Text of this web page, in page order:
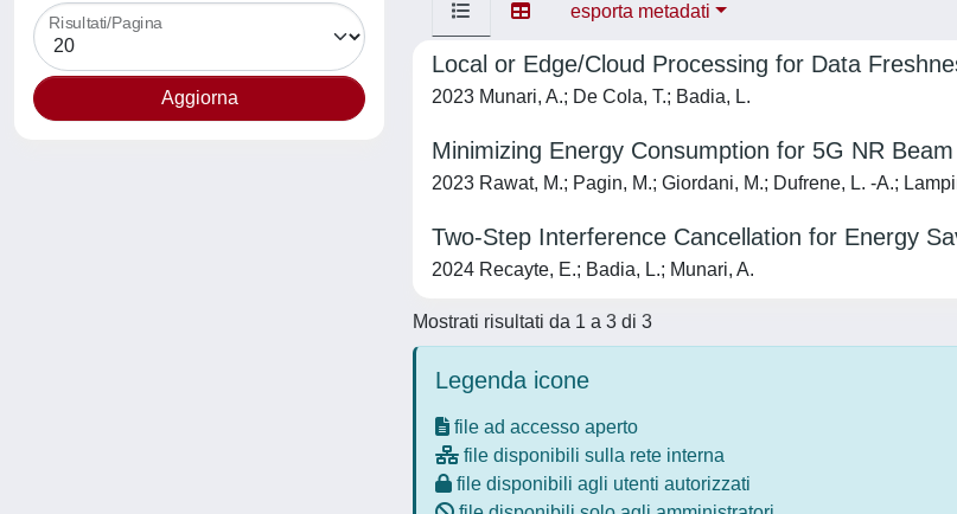
Risultati/Pagina
esporta metadati
Local or Edge/Cloud Processing for Data
2023 Munari, A.; De Cola, T.; Badia, L.
Minimizing Energy Consumption for 5G NR
2023 Rawat, M.; Pagin, M.; Giordani, M.; Dufrene, L. -A.;
Two-Step Interference Cancellation for Energy
2024 Recayte, E.; Badia, L.; Munari, A.
Mostrati risultati da 1 a 3 di 3
Legenda icone
file ad accesso aperto
file disponibili sulla rete interna
file disponibili agli utenti autorizzati